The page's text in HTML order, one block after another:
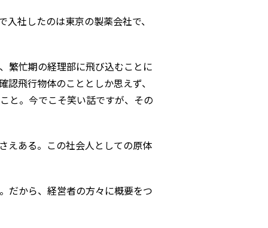
社したのは東京の製薬会社で、
繁忙期の経理部に飛び込むことに
飛行物体のこととしか思えず、
と。今でこそ笑い話ですが、その
えある。この社会人としての原体
だから、経営者の方々に概要をつ